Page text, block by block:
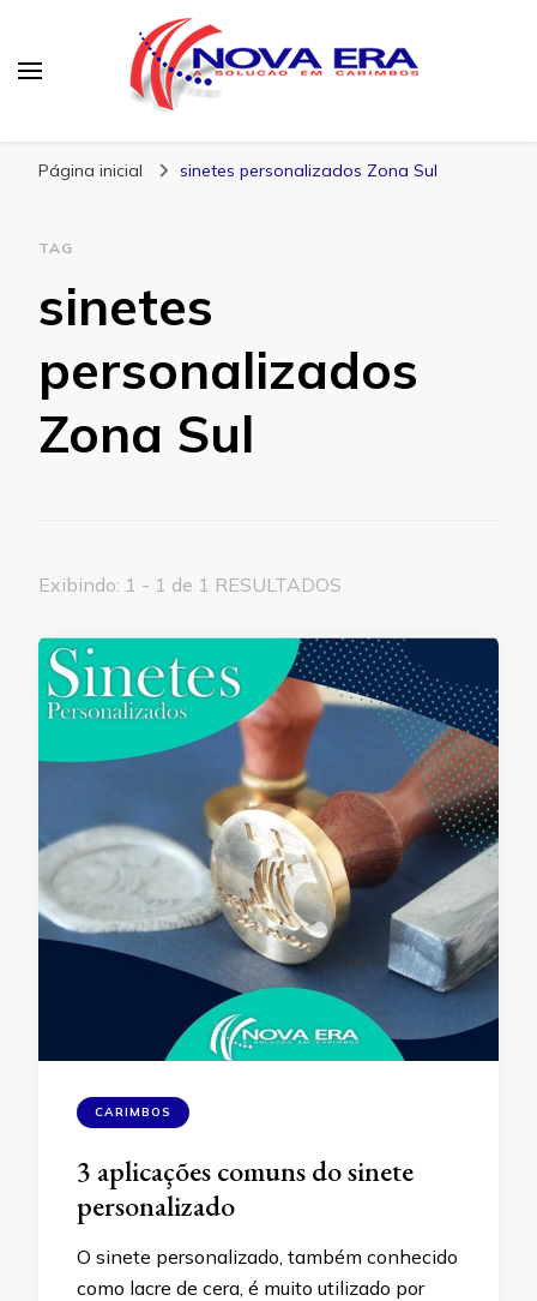
Página inicial sinetes personalizados Zona Sul
TAG
sinetes
personalizados
Zona Sul
Exibindo: 1 - 1 de 1 RESULTADOS
CARIMBOS
3 aplicações comuns do sinete
personalizado
O sinete personalizado, também conhecido
como lacre de cera, é muito utilizado por